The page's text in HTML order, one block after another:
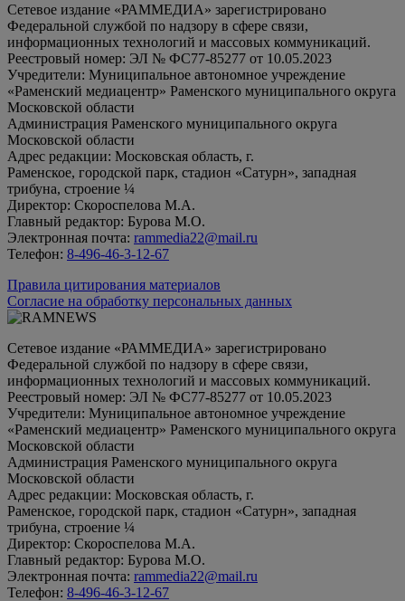
Сетевое издание «РАММЕДИА» зарегистрировано
Федеральной службой по надзору в сфере связи,
информационных технологий и массовых коммуникаций.
Реестровый номер: ЭЛ № ФС77-85277 от 10.05.2023
Учредители: Муниципальное автономное учреждение
«Раменский медиацентр» Раменского муниципального округа
Московской области
Администрация Раменского муниципального округа
Московской области
Адрес редакции: Московская область, г.
Раменское, городской парк, стадион «Сатурн», западная
трибуна, строение ¼
Директор: Скороспелова М.А.
Главный редактор: Бурова М.О.
Электронная почта: rammedia22@mail.ru
Телефон: 8-496-46-3-12-67
Правила цитирования материалов
Согласие на обработку персональных данных
Сетевое издание «РАММЕДИА» зарегистрировано
Федеральной службой по надзору в сфере связи,
информационных технологий и массовых коммуникаций.
Реестровый номер: ЭЛ № ФС77-85277 от 10.05.2023
Учредители: Муниципальное автономное учреждение
«Раменский медиацентр» Раменского муниципального округа
Московской области
Администрация Раменского муниципального округа
Московской области
Адрес редакции: Московская область, г.
Раменское, городской парк, стадион «Сатурн», западная
трибуна, строение ¼
Директор: Скороспелова М.А.
Главный редактор: Бурова М.О.
Электронная почта: rammedia22@mail.ru
Телефон: 8-496-46-3-12-67